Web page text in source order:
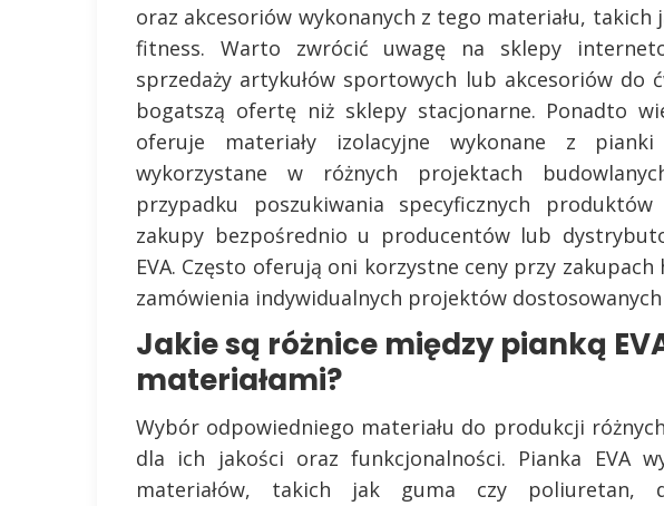
oraz akcesoriów wykonanych z tego materiału,
fitness. Warto zwrócić uwagę na sklepy
sprzedaży artykułów sportowych lub akcesoriów do
bogatszą ofertę niż sklepy stacjonarne. Ponadto
oferuje materiały izolacyjne wykonane z
wykorzystane w różnych projektach
przypadku poszukiwania specyficznych
zakupy bezpośrednio u producentów lub
EVA. Często oferują oni korzystne ceny przy
zamówienia indywidualnych projektów
Jakie są różnice między pianką
materiałami?
Wybór odpowiedniego materiału do produkcji
dla ich jakości oraz funkcjonalności. Pianka EVA
materiałów, takich jak guma czy poliuretan,